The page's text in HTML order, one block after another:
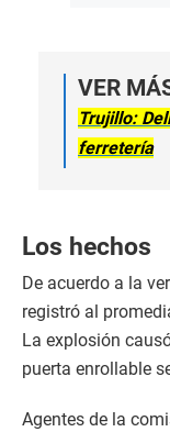
VER
Trujillo:
ferretería
Los hechos
De acuerdo a la
registró al
La explosión
puerta enrollable
Agentes de la